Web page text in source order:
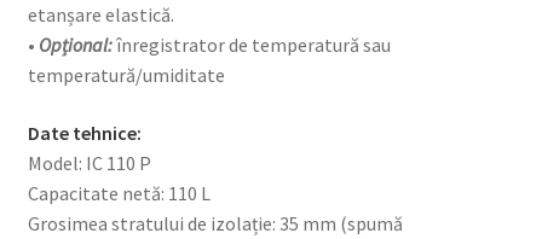
etanșare elastică.
• Opțional:înregistrator de temperatură sau
temperatură/umiditate
Date tehnice:
Model: IC 110 P
Capacitate netă: 110 L
Grosimea stratului de izolație: 35 mm (spumă